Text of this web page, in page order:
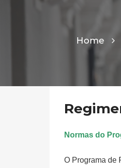
Home
Normas do
O Programa de